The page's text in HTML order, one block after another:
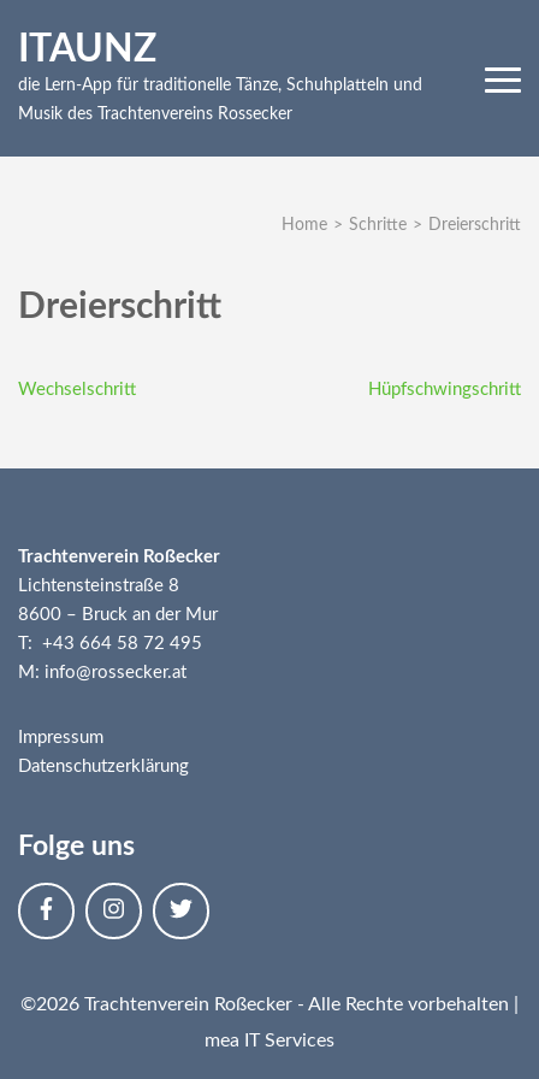
ITAUNZ
die Lern-App für traditionelle Tänze, Schuhplatteln und
Musik des Trachtenvereins Rossecker
Home > Schritte > Dreierschritt
Dreierschritt
Beitragsnavigation
Wechselschritt Hüpfschwingschritt
Trachtenverein Roßecker
Lichtensteinstraße 8
8600 – Bruck an der Mur
T: +43 664 58 72 495
M: info@rossecker.at
Impressum
Datenschutzerklärung
Folge uns
©2026 Trachtenverein Roßecker - Alle Rechte vorbehalten |
mea IT Services